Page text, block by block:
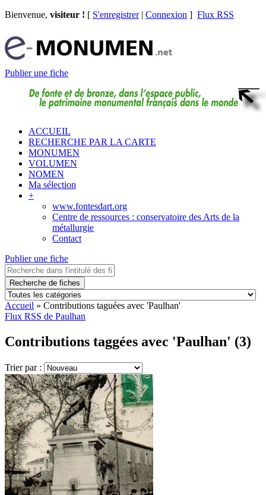
Bienvenue, visiteur ! [ S'enregistrer| Connexion ] Flux RSS
Publier une fiche
ACCUEIL
RECHERCHE PAR LA CARTE
MONUMEN
VOLUMEN
NOMEN
Ma sélection
+
www.fontesdart.org
Centre de ressources : conservatoire des Arts de la
métallurgie
Contact
Publier une fiche
Recherche de fiches
Accueil » Contributions taguées avec 'Paulhan'
Flux RSS de Paulhan
Contributions taggées avec 'Paulhan' (3)
Trier par :